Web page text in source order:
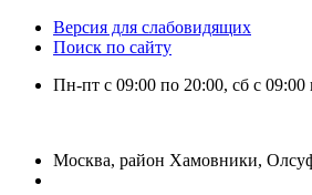
Версия для слабовидящих
Поиск по сайту
Пн-пт с 09:00 по 20:00, сб с
Москва, район Хамовники,